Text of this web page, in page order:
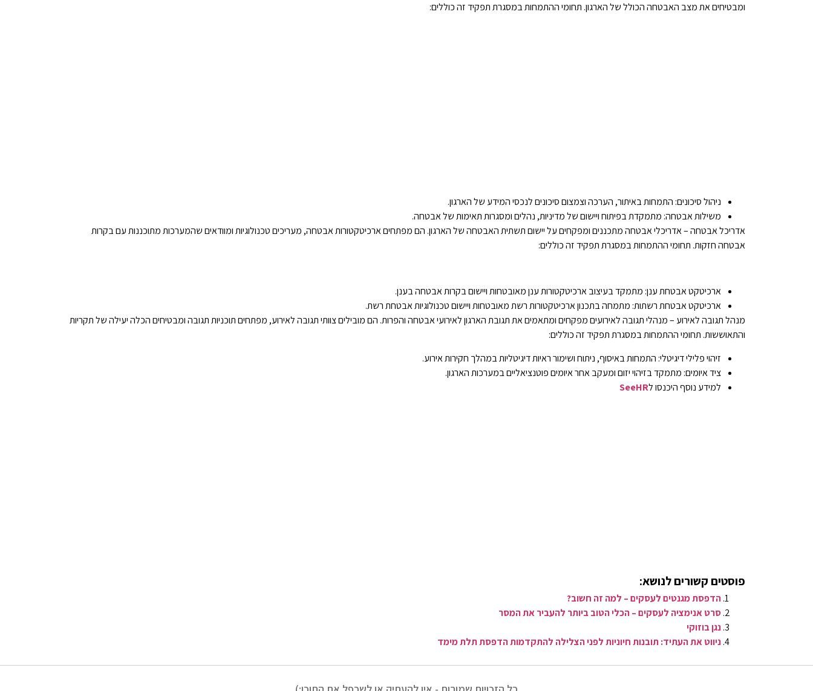
ומבטיחים את מצב האבטחה הכולל של הארגון. תחומי ההתמחות במסגרת תפקיד זה כוללים:
ניהול סיכונים: התמחות באיתור, הערכה וצמצום סיכונים לנכסי המידע של הארגון.
משילות אבטחה: מתמקדת בפיתוח ויישום של מדיניות, נהלים ומסגרות תאימות של אבטחה.
אדריכל אבטחה – אדריכלי אבטחה מתכננים ומפקחים על יישום תשתית האבטחה של הארגון. הם מפתחים ארכיטקטורות אבטחה, מעריכים טכנולוגיות ומוודאים שהמערכות מתוכננות עם בקרות
אבטחה חזקות. תחומי ההתמחות במסגרת תפקיד זה כוללים:
ארכיטקט אבטחת ענן: מתמקד בעיצוב ארכיטקטורות ענן מאובטחות ויישום בקרות אבטחה בענן.
ארכיטקט אבטחת רשתות: מתמחה בתכנון ארכיטקטורות רשת מאובטחות ויישום טכנולוגיות אבטחת רשת.
מנהל תגובה לאירוע – מנהלי תגובה לאירועים מפקחים ומתאמים את תגובת הארגון לאירועי אבטחה והפרות. הם מובילים צוותי תגובה לאירוע, מפתחים תוכניות תגובה ומבטיחים הכלה יעילה של תקריות
והתאוששות. תחומי ההתמחות במסגרת תפקיד זה כוללים:
זיהוי פלילי דיגיטלי: התמחות באיסוף, ניתוח ושימור ראיות דיגיטליות במהלך חקירות אירוע.
ציד איומים: מתמקד בזיהוי יזום ומעקב אחר איומים פוטנציאליים במערכות הארגון.
למידע נוסף היכנסו לSeeHR
פוסטים קשורים לנושא:
הדפסת מגנטים לעסקים – למה זה חשוב?
סרט אנימציה לעסקים – הכלי הטוב ביותר להעביר את המסר
​נגן בוזוקי
ניווט את העתיד: תובנות חיוניות לפני הצלילה להתקדמות הדפסת תלת מימד